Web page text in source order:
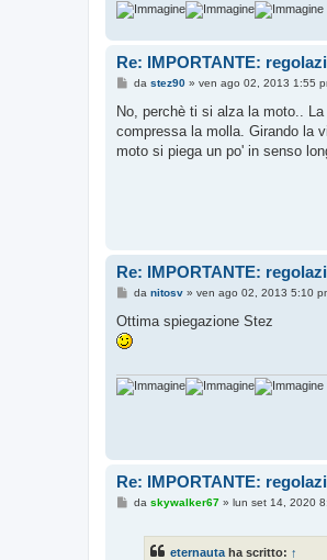
Re: IMPORTANTE:
M
s
a
g
da stez90» ven ago 02, 2013 1:55
No, perchè ti si alza la moto..
compressa la molla. Girando la
moto si piega un po' in senso
Re: IMPORTANTE:
M
s
s
a
i
o
da nitosv» ven ago 02, 2013 5:10
Ottima spiegazione Stez
Re: IMPORTANTE:
Mda skywalker67» lun set 14, 2020
eternauta ha scritto: ↑